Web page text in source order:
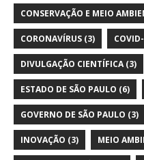
CONSERVAÇÃO E MEIO
CORONAVÍRUS (3)
DIVULGAÇÃO CIENTÍFICA(3)
ESTADO DE SÃO PAULO (6)
GOVERNO DE SÃO PAULO (3)
INOVAÇÃO (3) MEIO